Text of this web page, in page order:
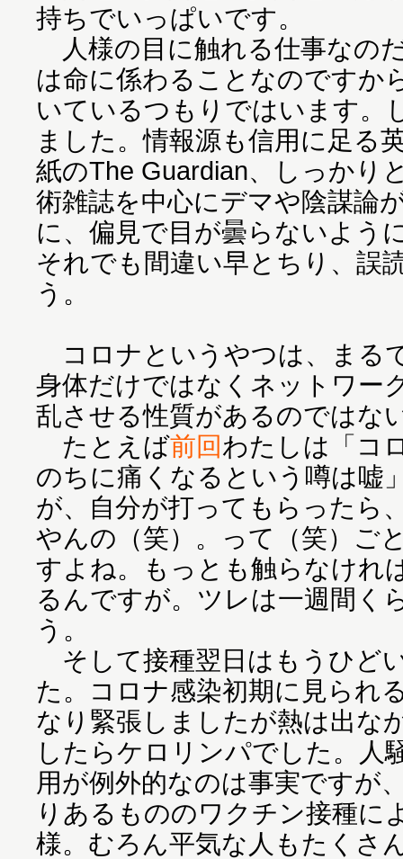
持ちでいっぱいです。
人様の目に触れる仕事なの
は命に係わることなのですか
いているつもりではいます。
ました。情報源も信用に足る
紙のThe Guardian、しっかり
術雑誌を中心にデマや陰謀論
に、偏見で目が曇らないよう
それでも間違い早とちり、誤
う。
コロナというやつは、まる
身体だけではなくネットワー
乱させる性質があるのではな
たとえば前回わたしは「コ
のちに痛くなるという噂は嘘
が、自分が打ってもらったら
やんの（笑）。って（笑）ご
すよね。もっとも触らなけれ
るんですが。ツレは一週間く
う。
そして接種翌日はもうひど
た。コロナ感染初期に見られ
なり緊張しましたが熱は出な
したらケロリンパでした。人
用が例外的なのは事実ですが
りあるもののワクチン接種に
様。むろん平気な人もたくさ